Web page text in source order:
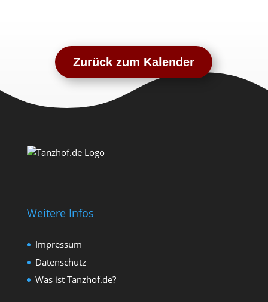
Zurück zum Kalender
Weitere Infos
Impressum
Datenschutz
Was ist Tanzhof.de?